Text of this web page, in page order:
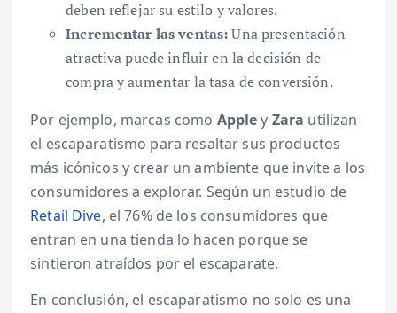
deben reflejar su estilo y valores.
Incrementar las ventas:Una presentación
atractiva puede influir en la decisión de
compra y aumentar la tasa de conversión.
Por ejemplo, marcas como Appley Zara utilizan
el escaparatismo para resaltar sus productos
más icónicos y crear un ambiente que invite a los
consumidores a explorar. Según un estudio de
Retail Dive, el 76% de los consumidores que
entran en una tienda lo hacen porque se
sintieron atraídos por el escaparate.
En conclusión, el escaparatismo no solo es una